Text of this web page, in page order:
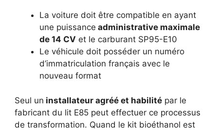
La voiture doit être compatible en ayant
une puissance administrative maximale
de 14 CV et le carburant SP95-E10
Le véhicule doit posséder un numéro
d’immatriculation français avec le
nouveau format
Seul un installateur agréé et habilité par le
fabricant du lit E85 peut effectuer ce processus
de transformation. Quand le kit bioéthanol est